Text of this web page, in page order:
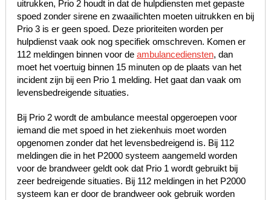
uitrukken, Prio 2 houdt in dat de hulpdiensten met gepaste
spoed zonder sirene en zwaailichten moeten uitrukken en bij
Prio 3 is er geen spoed. Deze prioriteiten worden per
hulpdienst vaak ook nog specifiek omschreven. Komen er
112 meldingen binnen voor de ambulancediensten, dan
moet het voertuig binnen 15 minuten op de plaats van het
incident zijn bij een Prio 1 melding. Het gaat dan vaak om
levensbedreigende situaties.
Bij Prio 2 wordt de ambulance meestal opgeroepen voor
iemand die met spoed in het ziekenhuis moet worden
opgenomen zonder dat het levensbedreigend is. Bij 112
meldingen die in het P2000 systeem aangemeld worden
voor de brandweer geldt ook dat Prio 1 wordt gebruikt bij
zeer bedreigende situaties. Bij 112 meldingen in het P2000
systeem kan er door de brandweer ook gebruik worden